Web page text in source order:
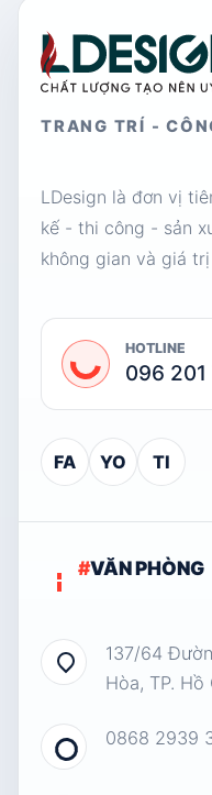
TRANG TRÍ -
LDesign là đơn vị
kế - thi công - sản
không gian và giá
HOTLINE
096 201
FA YO TI
#VĂN PHÒNG
137/64
Hòa, TP. Hồ
0868 2939